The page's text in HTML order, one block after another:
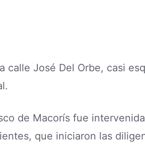
calle José Del Orbe, casi
de Macorís fue
que iniciaron las